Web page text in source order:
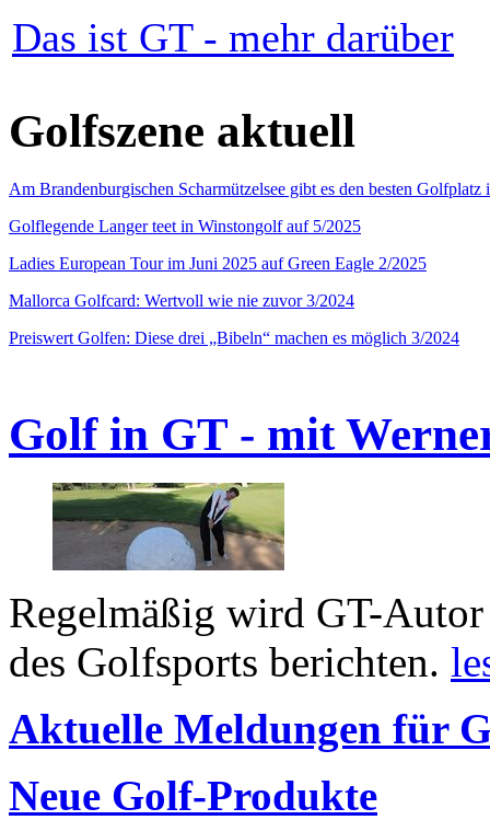
Das ist GT - mehr darüber
Golfszene aktuell
Am Brandenburgischen Scharmützelsee gibt es den besten
Golflegende Langer teet in Winstongolf auf 5/2025
Ladies European Tour im Juni 2025 auf Green Eagle 2/2025
Mallorca Golfcard: Wertvoll wie nie zuvor 3/2024
Preiswert Golfen: Diese drei „Bibeln“ machen es möglich 3/2024
Golf in GT - mit
Regelmäßig wird GT-
des Golfsports berichten.
Aktuelle Meldungen für
Neue Golf-Produkte